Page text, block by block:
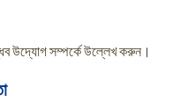
উদ্যোগ সম্পর্কে উল্লেখ করুন।